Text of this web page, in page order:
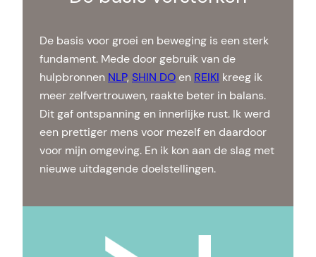
De basis voor groei en beweging is een sterk
fundament. Mede door gebruik van de
hulpbronnen NLP, SHIN DO en REIKI kreeg ik
meer zelfvertrouwen, raakte beter in balans.
Dit gaf ontspanning en innerlijke rust. Ik werd
een prettiger mens voor mezelf en daardoor
voor mijn omgeving. En ik kon aan de slag met
nieuwe uitdagende doelstellingen.